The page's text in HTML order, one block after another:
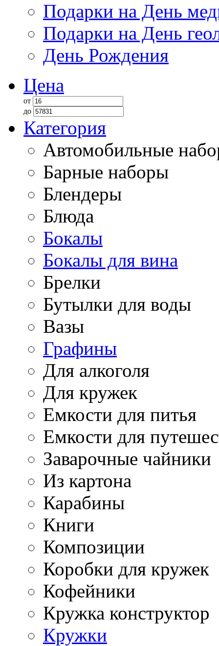
Подарки на День
Подарки на День
День Рождения
Цена
от
до
Категория
Автомобильные
Барные наборы
Блендеры
Блюда
Бокалы
Бокалы для вина
Брелки
Бутылки для воды
Вазы
Графины
Для алкоголя
Для кружек
Емкости для питья
Емкости для
Заварочные чайники
Из картона
Карабины
Книги
Композиции
Коробки для кружек
Кофейники
Кружка конструктор
Кружки